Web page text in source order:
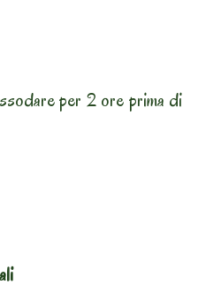
per 2 ore prima di